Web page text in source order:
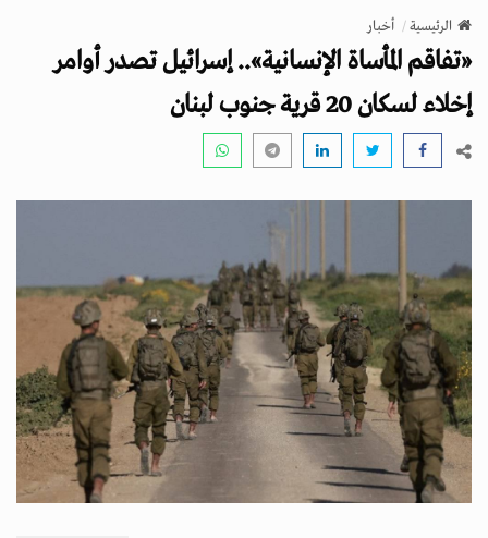
v
i
g
a
n
الرئيسية أخبار
«تفاقم المأساة الإنسانية».. إسرائيل تصدر أوامر
إخلاء لسكان 20 قرية جنوب لبنان